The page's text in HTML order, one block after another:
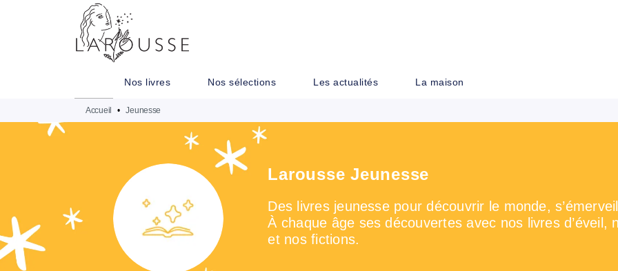
MENU
Nos livres Nos sélections Les actualités La maison
Accueil • Jeunesse
Larousse Jeunesse
Des livres jeunesse pour découvrir le monde,
À chaque âge ses découvertes avec nos livres d’éveil,
et nos fictions.